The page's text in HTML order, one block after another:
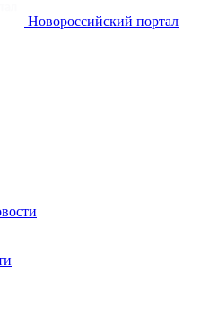
Новороссийский портал